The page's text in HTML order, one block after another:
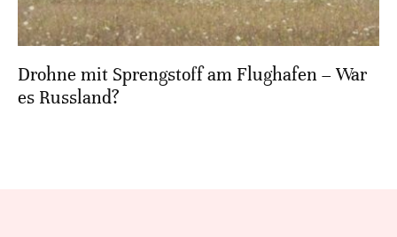
Drohne mit Sprengstoff am Flughafen – War
es Russland?